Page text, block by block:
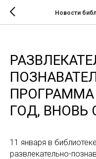
Новости
ГОД, ВНОВЬ
11 января в
развлекательно-